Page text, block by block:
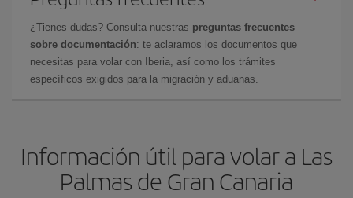
¿Tienes dudas? Consulta nuestras preguntas frecuentes
sobre documentación: te aclaramos los documentos que
necesitas para volar con Iberia, así como los trámites
específicos exigidos para la migración y aduanas.
Información útil para volar a Las
Palmas de Gran Canaria